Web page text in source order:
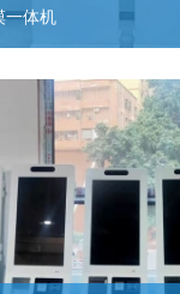
一体机